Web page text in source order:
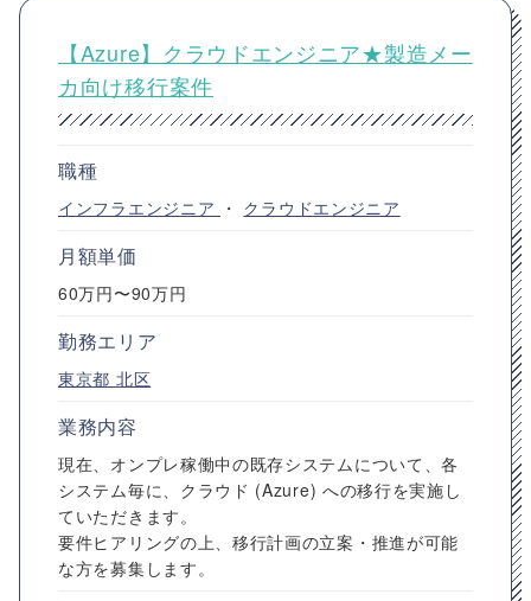
【Azure】クラウドエンジニア★製造メー
カ向け移行案件
職種
インフラエンジニア ・ クラウドエンジニア
月額単価
60万円〜90万円
勤務エリア
東京都 北区
業務内容
現在、オンプレ稼働中の既存システムについて、各
システム毎に、クラウド (Azure) への移行を実施し
ていただきます。
要件ヒアリングの上、移行計画の立案・推進が可能
な方を募集します。